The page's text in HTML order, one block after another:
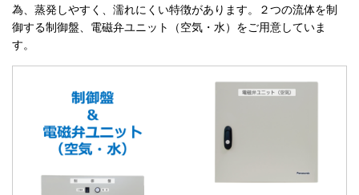
為、蒸発しやすく、濡れにくい特徴があります。２つの流体を制
御する制御盤、電磁弁ユニット（空気・水）をご用意していま
す。